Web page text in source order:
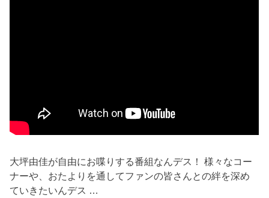
大坪由佳が自由にお喋りする番組なんデス！ 様々なコー
ナーや、おたよりを通してファンの皆さんとの絆を深め
ていきたいんデス …